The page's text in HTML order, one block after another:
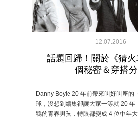
12.07.2016
話題回歸！關於《猜
個秘密＆穿搭
Danny Boyle 20 年前帶來叫好叫座的
球，沒想到續集卻讓大家一等就 20 年
羈的青春男孩，轉眼都變成 4 位中年